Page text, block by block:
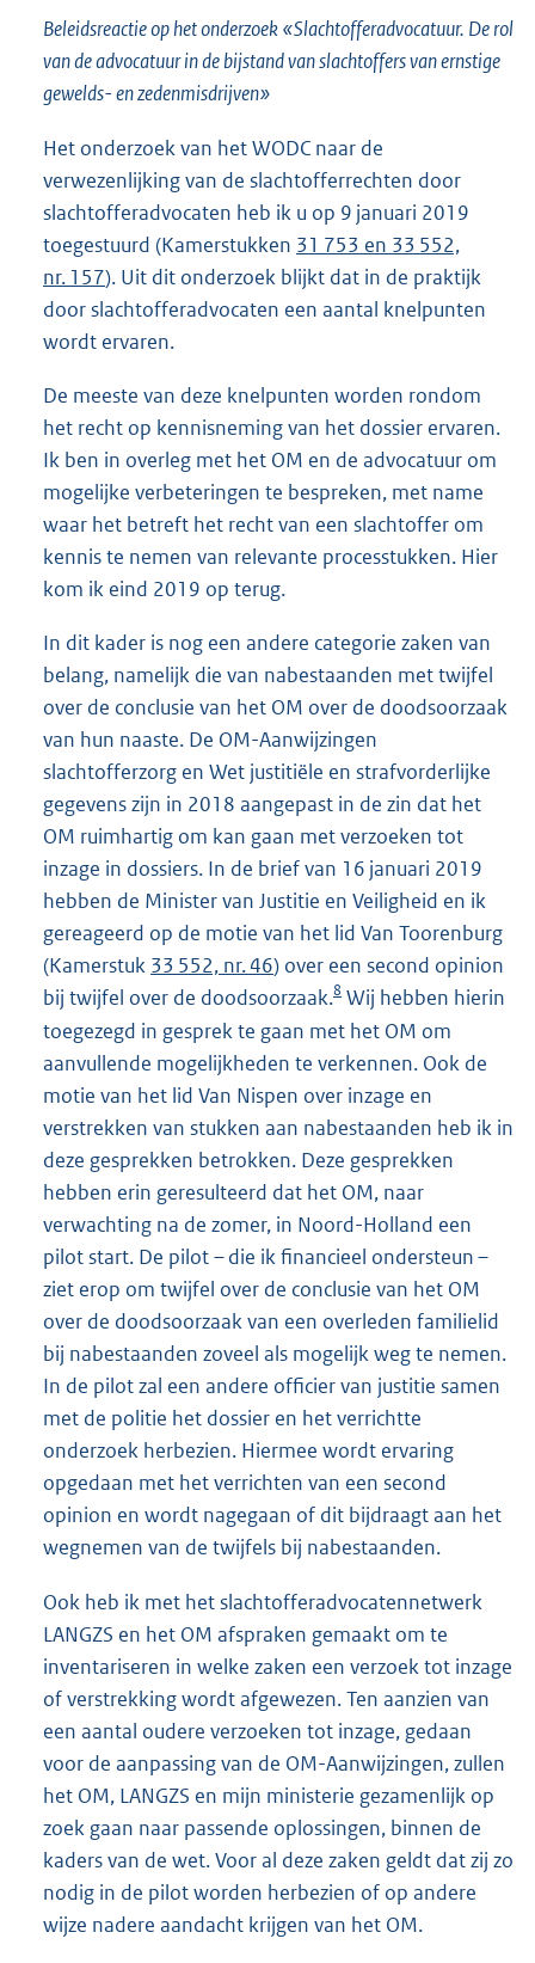
Beleidsreactie op het onderzoek «Slachtofferadvocatuur. De rol
van de advocatuur in de bijstand van slachtoffers van ernstige
gewelds- en zedenmisdrijven»
Het onderzoek van het WODC naar de
verwezenlijking van de slachtofferrechten door
slachtofferadvocaten heb ik u op 9 januari 2019
toegestuurd (Kamerstukken 31 753 en 33 552,
nr. 157). Uit dit onderzoek blijkt dat in de praktijk
door slachtofferadvocaten een aantal knelpunten
wordt ervaren.
De meeste van deze knelpunten worden rondom
het recht op kennisneming van het dossier ervaren.
Ik ben in overleg met het OM en de advocatuur om
mogelijke verbeteringen te bespreken, met name
waar het betreft het recht van een slachtoffer om
kennis te nemen van relevante processtukken. Hier
kom ik eind 2019 op terug.
In dit kader is nog een andere categorie zaken van
belang, namelijk die van nabestaanden met twijfel
over de conclusie van het OM over de doodsoorzaak
van hun naaste. De OM-Aanwijzingen
slachtofferzorg en Wet justitiële en strafvorderlijke
gegevens zijn in 2018 aangepast in de zin dat het
OM ruimhartig om kan gaan met verzoeken tot
inzage in dossiers. In de brief van 16 januari 2019
hebben de Minister van Justitie en Veiligheid en ik
gereageerd op de motie van het lid Van Toorenburg
(Kamerstuk 33 552, nr. 46) over een second opinion
bij twijfel over de doodsoorzaak.8 Wij hebben hierin
toegezegd in gesprek te gaan met het OM om
aanvullende mogelijkheden te verkennen. Ook de
motie van het lid Van Nispen over inzage en
verstrekken van stukken aan nabestaanden heb ik in
deze gesprekken betrokken. Deze gesprekken
hebben erin geresulteerd dat het OM, naar
verwachting na de zomer, in Noord-Holland een
pilot start. De pilot – die ik financieel ondersteun –
ziet erop om twijfel over de conclusie van het OM
over de doodsoorzaak van een overleden familielid
bij nabestaanden zoveel als mogelijk weg te nemen.
In de pilot zal een andere officier van justitie samen
met de politie het dossier en het verrichtte
onderzoek herbezien. Hiermee wordt ervaring
opgedaan met het verrichten van een second
opinion en wordt nagegaan of dit bijdraagt aan het
wegnemen van de twijfels bij nabestaanden.
Ook heb ik met het slachtofferadvocatennetwerk
LANGZS en het OM afspraken gemaakt om te
inventariseren in welke zaken een verzoek tot inzage
of verstrekking wordt afgewezen. Ten aanzien van
een aantal oudere verzoeken tot inzage, gedaan
voor de aanpassing van de OM-Aanwijzingen, zullen
het OM, LANGZS en mijn ministerie gezamenlijk op
zoek gaan naar passende oplossingen, binnen de
kaders van de wet. Voor al deze zaken geldt dat zij zo
nodig in de pilot worden herbezien of op andere
wijze nadere aandacht krijgen van het OM.